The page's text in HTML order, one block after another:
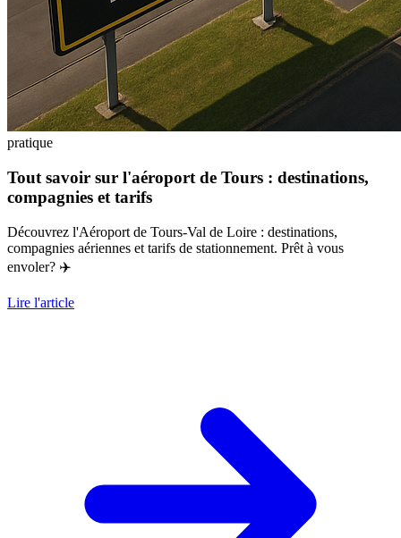
pratique
Tout savoir sur l'aéroport de Tours : destinations,
compagnies et tarifs
Découvrez l'Aéroport de Tours-Val de Loire : destinations,
compagnies aériennes et tarifs de stationnement. Prêt à vous
envoler? ✈️
Lire l'article